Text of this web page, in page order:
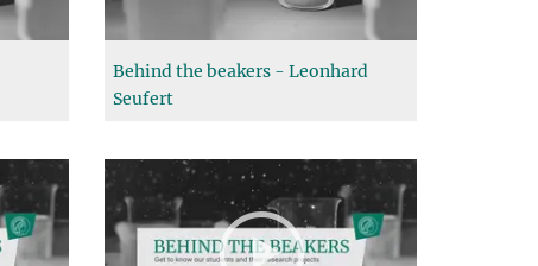
Behind the beakers - Leonhard
Seufert